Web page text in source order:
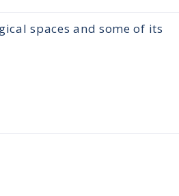
spaces and some of its